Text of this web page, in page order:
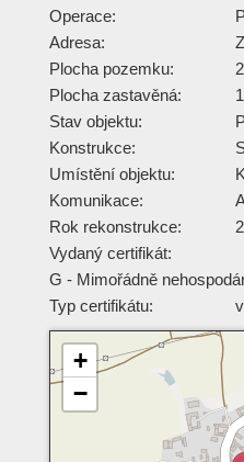
Operace:
Adresa:
Plocha pozemku:
Plocha zastavěná:
Stav objektu:
Konstrukce:
Umístění objektu:
Komunikace:
Rok rekonstrukce:
Vydaný certifikát:
G - Mimořádně
Typ certifikátu:
+
−